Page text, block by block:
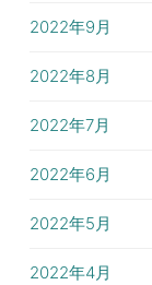
2022年9月
2022年8月
2022年7月
2022年6月
2022年5月
2022年4月